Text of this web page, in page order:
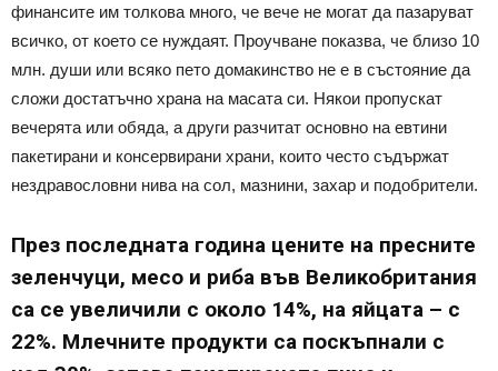
финансите им толкова много, че вече не могат да пазаруват
всичко, от което се нуждаят. Проучване показва, че близо 10
млн. души или всяко пето домакинство не е в състояние да
сложи достатъчно храна на масата си. Някои пропускат
вечерята или обяда, а други разчитат основно на евтини
пакетирани и консервирани храни, които често съдържат
нездравословни нива на сол, мазнини, захар и подобрители.
През последната година цените на пресните
зеленчуци, месо и риба във Великобритания
са се увеличили с около 14%, на яйцата – с
22%. Млечните продукти са поскъпнали с